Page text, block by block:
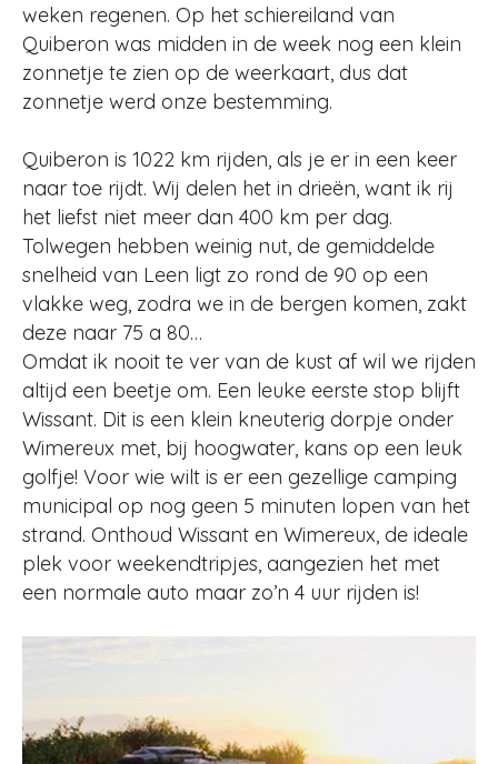
weken regenen. Op het schiereiland van
Quiberon was midden in de week nog een klein
zonnetje te zien op de weerkaart, dus dat
zonnetje werd onze bestemming.
Quiberon is 1022 km rijden, als je er in een keer
naar toe rijdt. Wij delen het in drieën, want ik rij
het liefst niet meer dan 400 km per dag.
Tolwegen hebben weinig nut, de gemiddelde
snelheid van Leen ligt zo rond de 90 op een
vlakke weg, zodra we in de bergen komen, zakt
deze naar 75 a 80…
Omdat ik nooit te ver van de kust af wil we rijden
altijd een beetje om. Een leuke eerste stop blijft
Wissant. Dit is een klein kneuterig dorpje onder
Wimereux met, bij hoogwater, kans op een leuk
golfje! Voor wie wilt is er een gezellige camping
municipal op nog geen 5 minuten lopen van het
strand. Onthoud Wissant en Wimereux, de ideale
plek voor weekendtripjes, aangezien het met
een normale auto maar zo’n 4 uur rijden is!